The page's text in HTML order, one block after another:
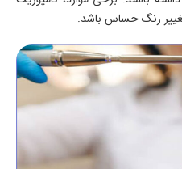
رنگ حساس باشد.